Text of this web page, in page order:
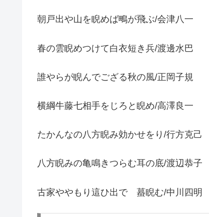
朝戸出や山を睨めば鴫が飛ぶ/会津八一
春の雲睨めつけて白衣短き兵/渡邊水巴
誰やらが睨んでござる秋の風/正岡子規
横綱牛藤七相手をじろと睨め/高澤良一
たかんなの八方睨み効かせをり/行方克己
八方睨みの亀鳴きつらむ耳の底/渡辺恭子
古家ややもり這ひ出でゝ蟇睨む/中川四明